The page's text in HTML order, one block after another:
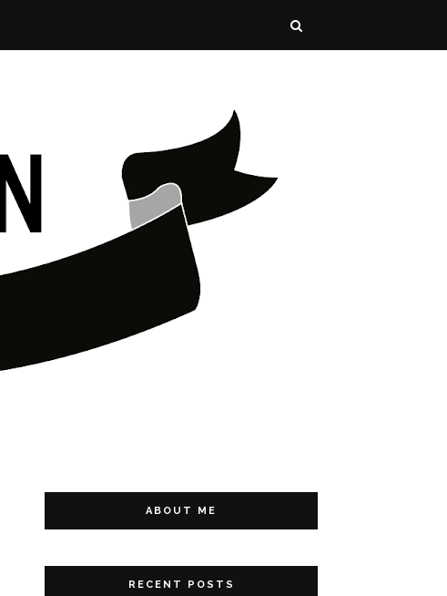
ABOUT ME
RECENT POSTS